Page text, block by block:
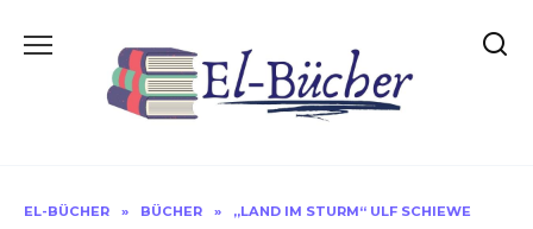
EL-BÜCHER » BÜCHER » „LAND IM STURM“ ULF SCHIEWE